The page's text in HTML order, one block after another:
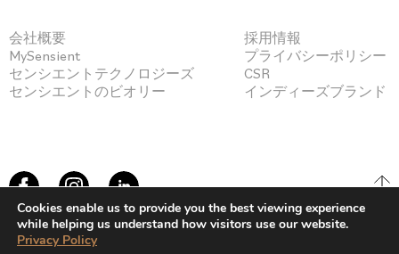
会社概要
MySensient
センシエントテクノロジーズ
センシエントのビオリー
採用情報
プライバシーポリシー
CSR
インディーズブランド
Cookies enable us to provide you the best viewing experience
while helping us understand how visitors use our website.
Privacy Policy